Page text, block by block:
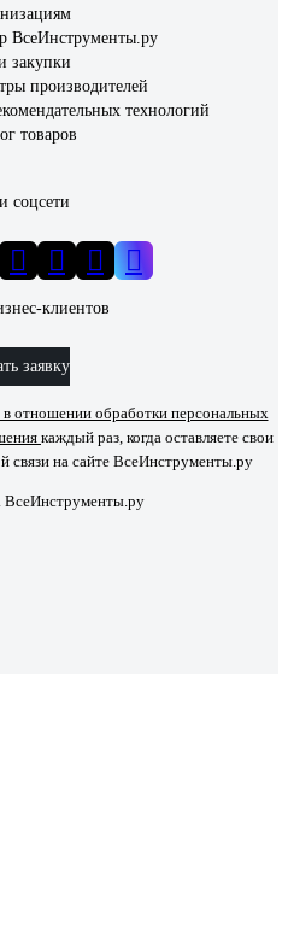
ВсеИнструменты.ру
закупки
производителей
технологий
товаров
соцсети
клиентов
заявку
в отношении обработки персональных
каждый раз, когда оставляете свои
связи на сайте ВсеИнструменты.ру